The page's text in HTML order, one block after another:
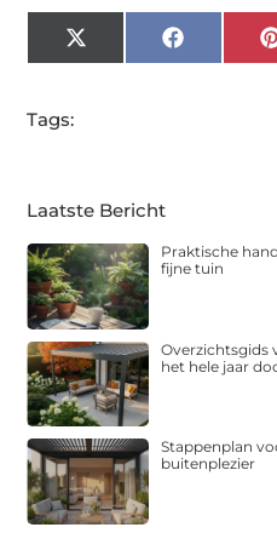
X
(Twitter)
Facebook
Tags:
Laatste Bericht
Praktische
fijne tuin
Overzichtsgids
het hele jaar
Stappenplan
buitenplezier